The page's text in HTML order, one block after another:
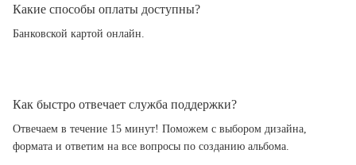
Какие способы оплаты доступны?
Банковской картой онлайн.
Как быстро отвечает служба поддержки?
Отвечаем в течение 15 минут! Поможем с выбором дизайна,
формата и ответим на все вопросы по созданию альбома.